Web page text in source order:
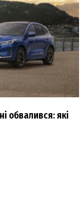
обвалився: які